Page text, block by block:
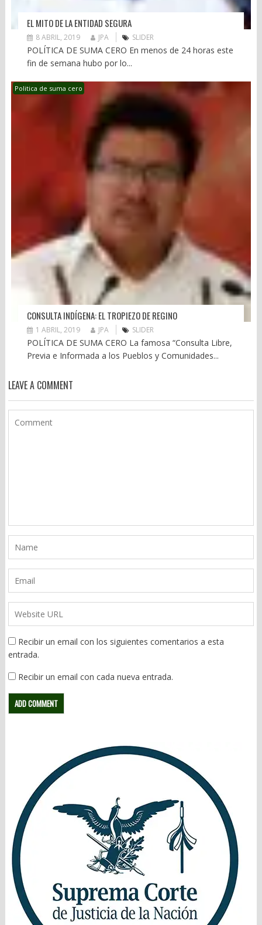
EL MITO DE LA ENTIDAD SEGURA
8 ABRIL, 2019 JPA SLIDER
POLÍTICA DE SUMA CERO En menos de 24 horas este
fin de semana hubo por lo...
Politica de suma cero
CONSULTA INDÍGENA: EL TROPIEZO DE REGINO
1 ABRIL, 2019 JPA SLIDER
POLÍTICA DE SUMA CERO La famosa “Consulta Libre,
Previa e Informada a los Pueblos y Comunidades...
LEAVE A COMMENT
Recibir un email con los siguientes comentarios a esta
entrada.
Recibir un email con cada nueva entrada.